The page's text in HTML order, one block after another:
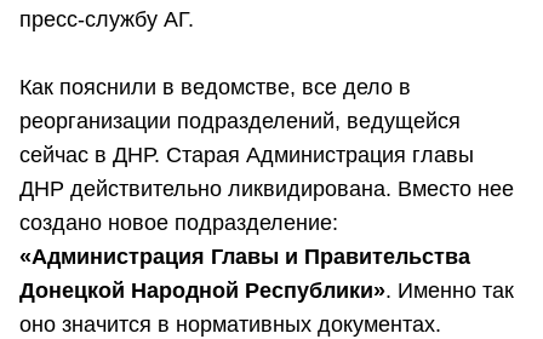
пресс-службу АГ.
Как пояснили в ведомстве, все дело в
реорганизации подразделений, ведущейся
сейчас в ДНР. Старая Администрация главы
ДНР действительно ликвидирована. Вместо нее
создано новое подразделение:
«Администрация Главы и Правительства
Донецкой Народной Республики». Именно так
оно значится в нормативных документах.